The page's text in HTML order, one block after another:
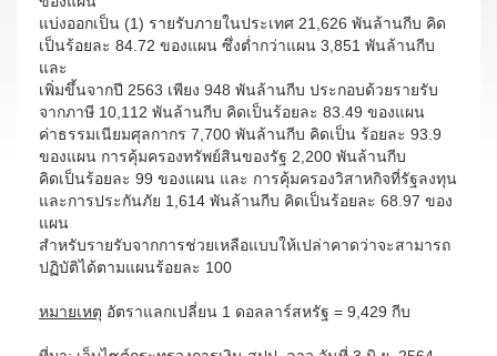
แบ่งออกเป็น (1) รายรับภายในประเทศ 21,626 พันล้านกีบ คิด
เป็นร้อยละ 84.72 ของแผน ซึ่งต่ำกว่าแผน 3,851 พันล้านกีบ
และ
เพิ่มขึ้นจากปี 2563 เพียง 948 พันล้านกีบ ประกอบด้วยรายรับ
จากภาษี 10,112 พันล้านกีบ คิดเป็นร้อยละ 83.49 ของแผน
ค่าธรรมเนียมศุลกากร 7,700 พันล้านกีบ คิดเป็น ร้อยละ 93.9
ของแผน การคุ้มครองทรัพย์สินของรัฐ 2,200 พันล้านกีบ
คิดเป็นร้อยละ 99 ของแผน และ การคุ้มครองวิสาหกิจที่รัฐลงทุน
และการประกันภัย 1,614 พันล้านกีบ คิดเป็นร้อยละ 68.97 ของ
แผน
สำหรับรายรับจากการช่วยเหลือแบบให้เปล่าคาดว่าจะสามารถ
ปฏิบัติได้ตามแผนร้อยละ 100
หมายเหตุ อัตราแลกเปลี่ยน 1 ดอลลาร์สหรัฐ = 9,429 กีบ